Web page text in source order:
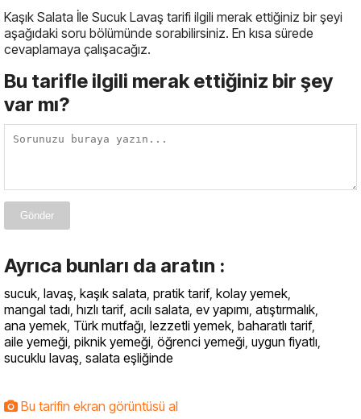
Kaşık Salata İle Sucuk Lavaş tarifi ilgili merak ettiğiniz bir şeyi
aşağıdaki soru bölümünde sorabilirsiniz. En kısa sürede
cevaplamaya çalışacağız.
Bu tarifle ilgili merak ettiğiniz bir şey
var mı?
Gönder
Ayrıca bunları da aratın :
sucuk, lavaş, kaşık salata, pratik tarif, kolay yemek,
mangal tadı, hızlı tarif, acılı salata, ev yapımı, atıştırmalık,
ana yemek, Türk mutfağı, lezzetli yemek, baharatlı tarif,
aile yemeği, piknik yemeği, öğrenci yemeği, uygun fiyatlı,
sucuklu lavaş, salata eşliğinde
Bu tarifin ekran görüntüsü al